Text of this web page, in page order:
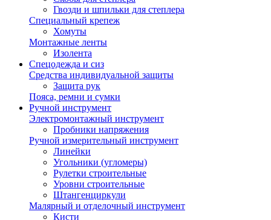
Гвозди и шпильки для степлера
Специальный крепеж
Хомуты
Монтажные ленты
Изолента
Спецодежда и сиз
Средства индивидуальной защиты
Защита рук
Пояса, ремни и сумки
Ручной инструмент
Электромонтажный инструмент
Пробники напряжения
Ручной измерительный инструмент
Линейки
Угольники (угломеры)
Рулетки строительные
Уровни строительные
Штангенциркули
Малярный и отделочный инструмент
Кисти